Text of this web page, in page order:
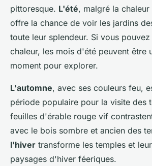
pittoresque. L'été, malgré la
offre la chance de voir les jardins
toute leur splendeur. Si vous
chaleur, les mois d'été peuvent être
moment pour explorer.
L'automne, avec ses couleurs feu,
période populaire pour la visite des
feuilles d'érable rouge vif
avec le bois sombre et ancien des
l'hiver transforme les temples et
paysages d'hiver féeriques.